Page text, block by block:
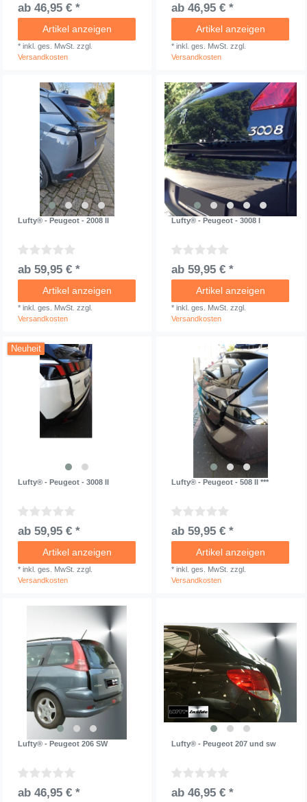
ab 46,95 € *
Artikel anzeigen
* inkl. ges. MwSt. zzgl.
Versandkosten
ab 46,95 € *
Artikel anzeigen
* inkl. ges. MwSt. zzgl.
Versandkosten
Lufty® - Peugeot - 2008 II
ab 59,95 € *
Artikel anzeigen
* inkl. ges. MwSt. zzgl.
Versandkosten
Lufty® - Peugeot - 3008 I
ab 59,95 € *
Artikel anzeigen
* inkl. ges. MwSt. zzgl.
Versandkosten
Neuheit
Lufty® - Peugeot - 3008 II
ab 59,95 € *
Artikel anzeigen
* inkl. ges. MwSt. zzgl.
Versandkosten
Lufty® - Peugeot - 508 II ***
ab 59,95 € *
Artikel anzeigen
* inkl. ges. MwSt. zzgl.
Versandkosten
Lufty® - Peugeot 206 SW
ab 46,95 € *
Lufty® - Peugeot 207 und sw
ab 46,95 € *